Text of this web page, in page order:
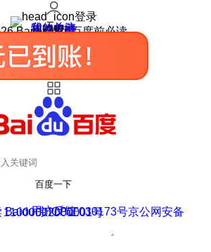
登录
我的关注
我的收藏
皮肤中心
用户反馈
设置
Baidu 使用百度前必读
百度一下
用户反馈
Baidu 京ICP证030173号
京公网安备11000002000001号